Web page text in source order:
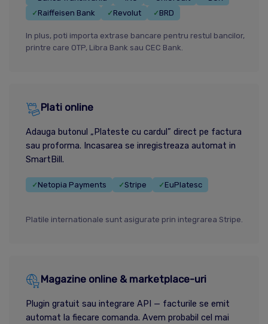
✓Raiffeisen Bank ✓Revolut ✓BRD
In plus, poti importa extrase bancare pentru restul bancilor,
printre care OTP, Libra Bank sau CEC Bank.
Plati online
Adauga butonul „Plateste cu cardul” direct pe factura
sau proforma. Incasarea se inregistreaza automat in
SmartBill.
✓Netopia Payments ✓Stripe ✓EuPlatesc
Platile internationale sunt asigurate prin integrarea Stripe.
Magazine online & marketplace-uri
Plugin gratuit sau integrare API — facturile se emit
automat la fiecare comanda. Avem probabil cel mai